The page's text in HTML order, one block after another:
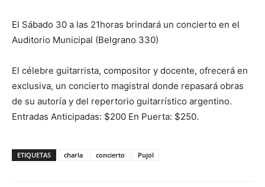
El Sábado 30 a las 21horas brindará un concierto en el
Auditorio Municipal (Belgrano 330)
El célebre guitarrista, compositor y docente, ofrecerá en
exclusiva, un concierto magistral donde repasará obras
de su autoría y del repertorio guitarrístico argentino.
Entradas Anticipadas: $200 En Puerta: $250.
ETIQUETAS charla concierto Pujol